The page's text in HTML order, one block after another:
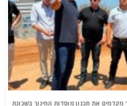
מקדמים את תכנון מוסדות החינוך בשכונת